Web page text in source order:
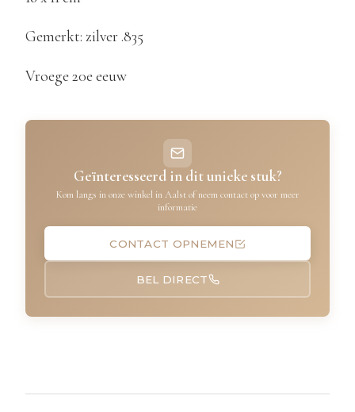
Gemerkt: zilver .835
Vroege 20e eeuw
Geïnteresseerd in dit unieke stuk?
Kom langs in onze winkel in Aalst of neem contact op voor meer
informatie
CONTACT OPNEMEN
BEL DIRECT